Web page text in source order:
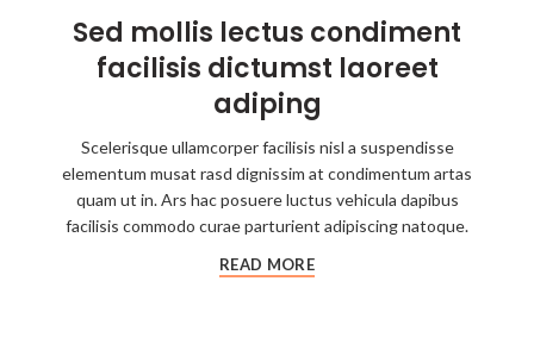
Sed mollis lectus condiment
facilisis dictumst laoreet
adiping
Scelerisque ullamcorper facilisis nisl a suspendisse
elementum musat rasd dignissim at condimentum artas
quam ut in. Ars hac posuere luctus vehicula dapibus
facilisis commodo curae parturient adipiscing natoque.
READ MORE